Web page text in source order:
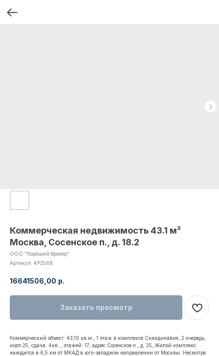
Коммерческая недвижимость 43.1 м²
Москва, Сосенское п., д. 18.2
ООО "Хороший брокер"
Артикул: KP2568
16641506,00 р.
Заказать просмотр
Коммерческий объект: 43,10 кв.м., 1 этаж в комплексе Скандинавия, 2 очередь,
корп.25, сдача: 4кв. , этажей: 17, адрес Сосенское п., д. 25, Жилой комплекс
находится в 6,5 км от МКАД в юго-западном направлении от Москвы. Несмотря